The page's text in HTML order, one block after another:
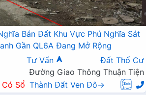
Bán Đất Khu Vực Phú Nghĩa Sát
Gần QL6A Đang Mở Rộng
Tư Vấn
Đất Thổ Cư
Đường Giao Thông Thuận Tiện
Sổ Thành Đất Ven Đô→